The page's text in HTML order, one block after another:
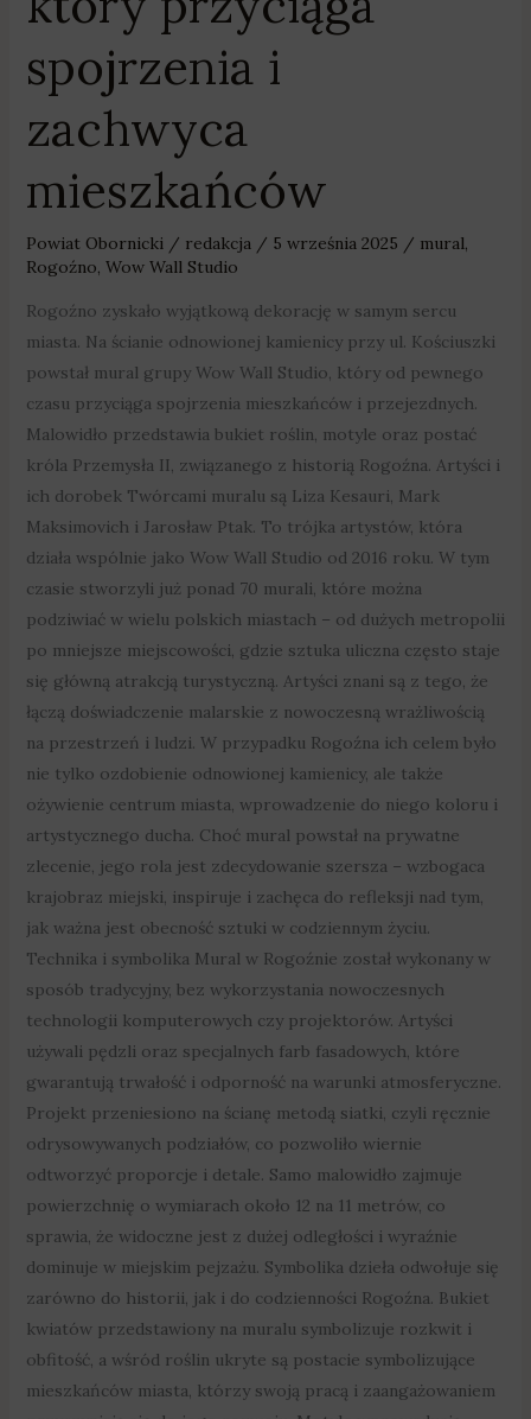
spojrzenia i
zachwyca
mieszkańców
Powiat Obornicki / redakcja / 5 września 2025 / mural
Rogoźno Wow Wall Studio
Rogoźno zyskało wyjątkową dekorację w samym sercu
miasta. Na ścianie odnowionej kamienicy przy ul. Kościuszki
powstał mural grupy Wow Wall Studio, który od pewnego
czasu przyciąga spojrzenia mieszkańców i przejezdnych.
Malowidło przedstawia bukiet roślin, motyle oraz postać
króla Przemysła II, związanego z historią Rogoźna. Artyści i
ich dorobek Twórcami muralu są Liza Kesauri, Mark
Maksimovich i Jarosław Ptak. To trójka artystów, która
działa wspólnie jako Wow Wall Studio od 2016 roku. W tym
czasie stworzyli już ponad 70 murali, które można
podziwiać w wielu polskich miastach – od dużych metropolii
po mniejsze miejscowości, gdzie sztuka uliczna często staje
się główną atrakcją turystyczną. Artyści znani są z tego, że
łączą doświadczenie malarskie z nowoczesną wrażliwością
na przestrzeń i ludzi. W przypadku Rogoźna ich celem było
nie tylko ozdobienie odnowionej kamienicy, ale także
ożywienie centrum miasta, wprowadzenie do niego koloru i
artystycznego ducha. Choć mural powstał na prywatne
zlecenie, jego rola jest zdecydowanie szersza – wzbogaca
krajobraz miejski, inspiruje i zachęca do refleksji nad tym,
jak ważna jest obecność sztuki w codziennym życiu.
Technika i symbolika Mural w Rogoźnie został wykonany w
sposób tradycyjny, bez wykorzystania nowoczesnych
technologii komputerowych czy projektorów. Artyści
używali pędzli oraz specjalnych farb fasadowych, które
gwarantują trwałość i odporność na warunki atmosferyczne.
Projekt przeniesiono na ścianę metodą siatki, czyli ręcznie
odrysowywanych podziałów, co pozwoliło wiernie
odtworzyć proporcje i detale. Samo malowidło zajmuje
powierzchnię o wymiarach około 12 na 11 metrów, co
sprawia, że widoczne jest z dużej odległości i wyraźnie
dominuje w miejskim pejzażu. Symbolika dzieła odwołuje się
zarówno do historii, jak i do codzienności Rogoźna. Bukiet
kwiatów przedstawiony na muralu symbolizuje rozkwit i
obfitość, a wśród roślin ukryte są postacie symbolizujące
mieszkańców miasta, którzy swoją pracą i zaangażowaniem